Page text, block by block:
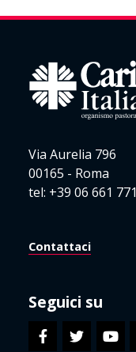
Via Aurelia 796
00165 - Roma
tel: +39 06 661 771
Contattaci
Seguici su